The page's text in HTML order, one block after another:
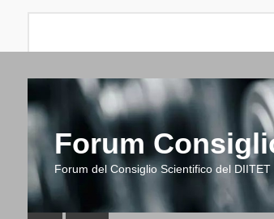
Forum
Forum del Consiglio Scientifico del DIITET